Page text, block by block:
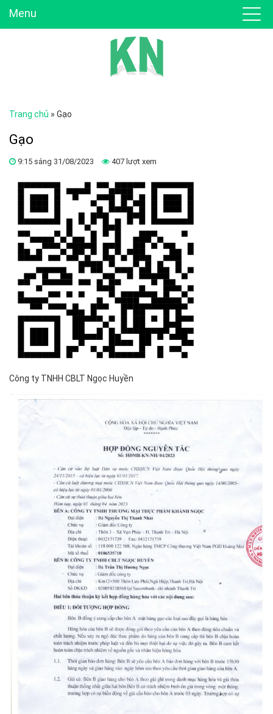
Menu
Trang chủ » Gạo
Gạo
9:15 sáng 31/08/2023 407 lượt xem
Công ty TNHH CBLT Ngọc Huyền